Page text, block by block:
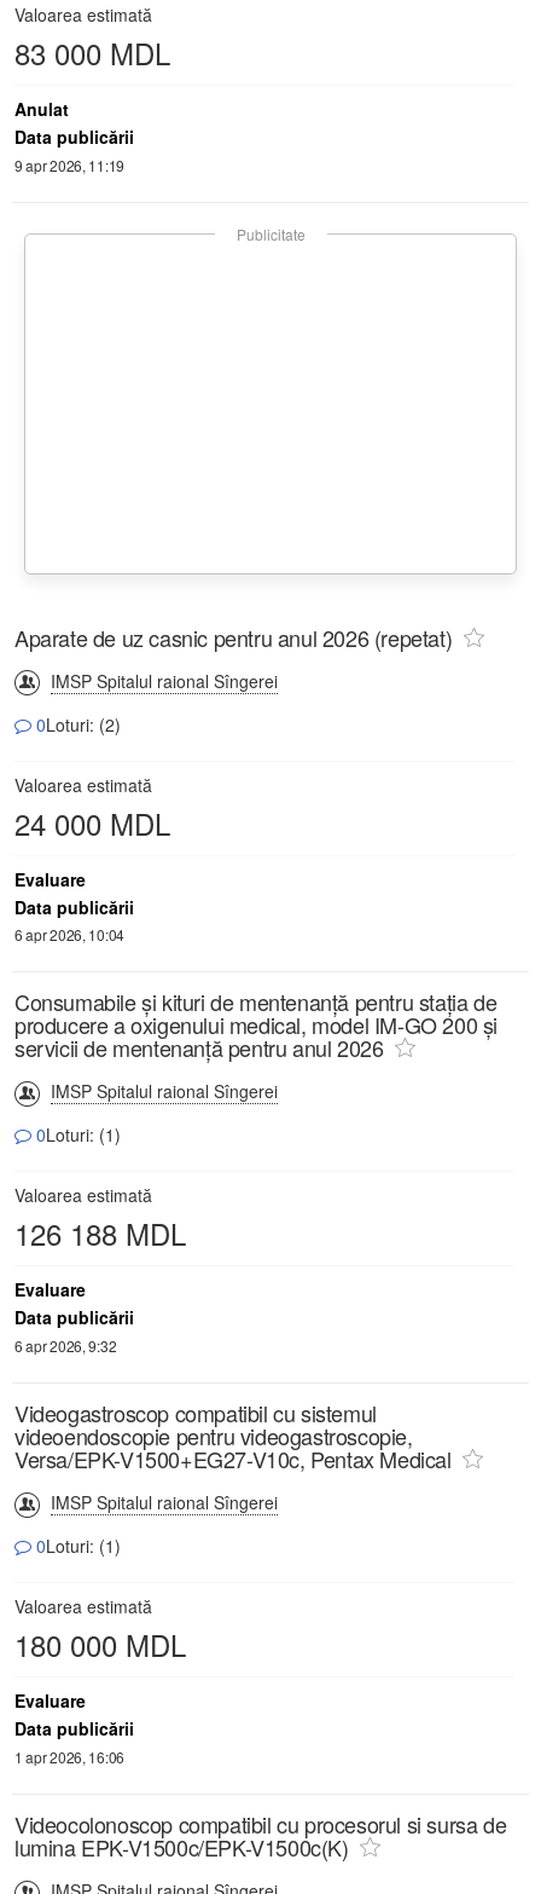
Valoarea estimată
83 000 MDL
Anulat
Data publicării
9 apr 2026, 11:19
Publicitate
Aparate de uz casnic pentru anul 2026 (repetat)
IMSP Spitalul raional Sîngerei
0Loturi: (2)
Valoarea estimată
24 000 MDL
Evaluare
Data publicării
6 apr 2026, 10:04
Consumabile și kituri de mentenanță pentru stația de
producere a oxigenului medical, model IM-GO 200 și
servicii de mentenanță pentru anul 2026
IMSP Spitalul raional Sîngerei
0Loturi: (1)
Valoarea estimată
126 188 MDL
Evaluare
Data publicării
6 apr 2026, 9:32
Videogastroscop compatibil cu sistemul
videoendoscopie pentru videogastroscopie,
Versa/EPK-V1500+EG27-V10c, Pentax Medical
IMSP Spitalul raional Sîngerei
0Loturi: (1)
Valoarea estimată
180 000 MDL
Evaluare
Data publicării
1 apr 2026, 16:06
Videocolonoscop compatibil cu procesorul si sursa de
lumina EPK-V1500c/EPK-V1500c(K)